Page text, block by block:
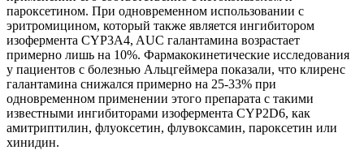
пароксетином. При одновременном использовании с
эритромицином, который также является ингибитором
изофермента CYP3A4, AUC галантамина возрастает
примерно лишь на 10%. Фармакокинетические исследования
у пациентов с болезнью Альцгеймера показали, что клиренс
галантамина снижался примерно на 25-33% при
одновременном применении этого препарата с такими
известными ингибиторами изофермента CYP2D6, как
амитриптилин, флуоксетин, флувоксамин, пароксетин или
хинидин.